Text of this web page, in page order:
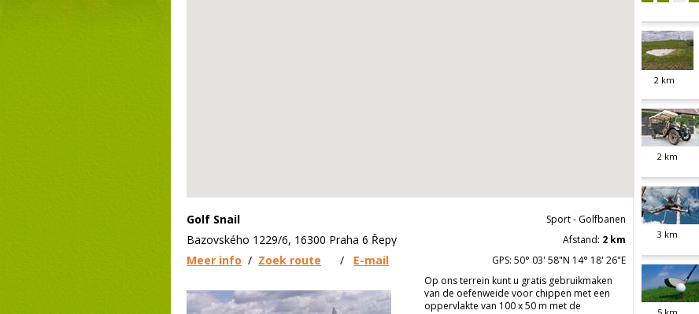
Golf Snail
Bazovského 1229/6, 16300 Praha 6 Řepy
Meer info / Zoek route / E-mail
Sport - Golfbanen
Afstand: 2 km
GPS: 50° 03' 58"N 14° 18' 26"E
Op ons terrein kunt u gratis gebruikmaken
van de oefenweide voor chippen met een
oppervlakte van 100 x 50 m met de
2 km
2km
3 km